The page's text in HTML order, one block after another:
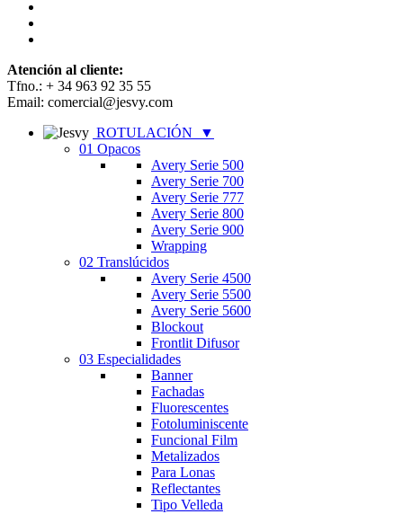
Atención al cliente:
Tfno.: + 34 963 92 35 55
Email: comercial@jesvy.com
ROTULACIÓN
▼
01 Opacos
Avery Serie 500
Avery Serie 700
Avery Serie 777
Avery Serie 800
Avery Serie 900
Wrapping
02 Translúcidos
Avery Serie 4500
Avery Serie 5500
Avery Serie 5600
Blockout
Frontlit Difusor
03 Especialidades
Banner
Fachadas
Fluorescentes
Fotoluminiscente
Funcional Film
Metalizados
Para Lonas
Reflectantes
Tipo Velleda